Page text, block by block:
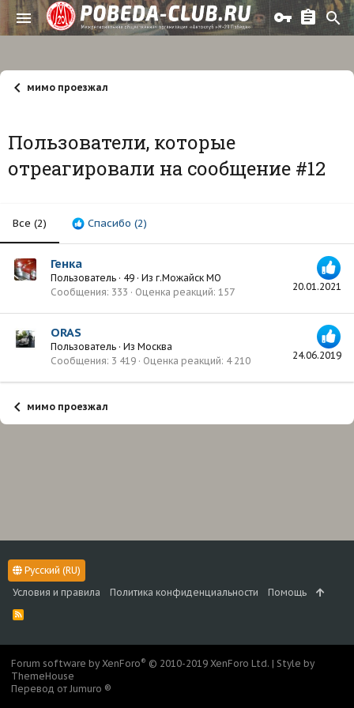
мимо проезжал
Пользователи, которые
отреагировали на сообщение #12
Все (2) Спасибо (2)
20.01.2021
Генка
Пользователь · 49 · Из г.Можайск МО
Сообщения 333 Оценка реакций 157
24.06.2019
ORAS
Пользователь · Из Москва
Сообщения 3 419 Оценка реакций 4 210
мимо проезжал
Русский (RU)
Условия и правила
Политика конфиденциальности Помощь
R
S
Forum software by XenForo® © 2010-2019 XenForo Ltd. | Style by
ThemeHouse
Перевод от Jumuro ®